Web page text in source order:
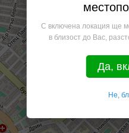
С включена локация ще
в близост до Вас,
Да,
Не,